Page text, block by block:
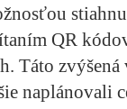
QR
Táto
naplánovali